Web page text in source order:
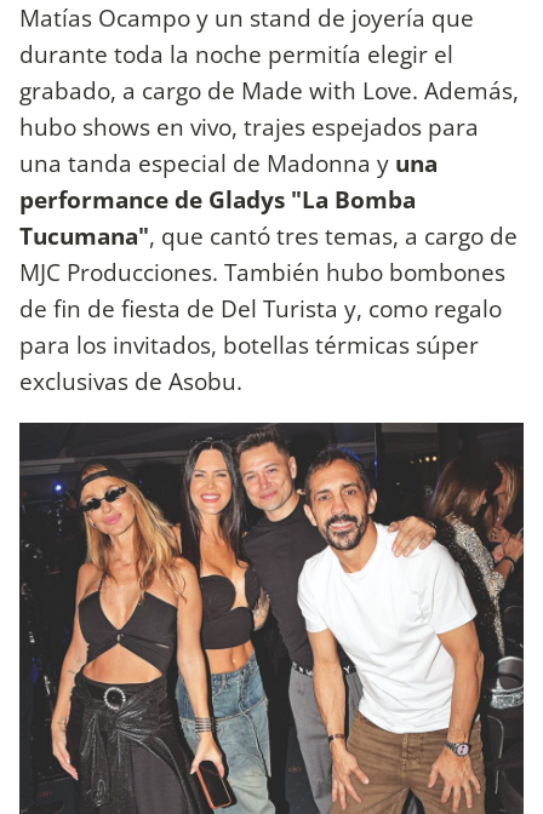
Matías Ocampo y un stand de joyería que
durante toda la noche permitía elegir el
grabado, a cargo de Made with Love. Además,
hubo shows en vivo, trajes espejados para
una tanda especial de Madonna y una
performance de Gladys "La Bomba
Tucumana", que cantó tres temas, a cargo de
MJC Producciones. También hubo bombones
de fin de fiesta de Del Turista y, como regalo
para los invitados, botellas térmicas súper
exclusivas de Asobu.